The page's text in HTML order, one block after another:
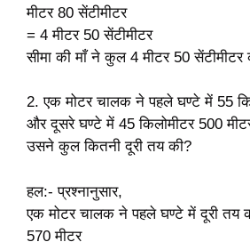
मीटर 80 सेंटीमीटर
= 4 मीटर 50 सेंटीमीटर
सीमा की माँ ने कुल 4 मीटर 50 सेंटीमीटर
2. एक मोटर चालक ने पहले घण्टे में 55
और दूसरे घण्टे में 45 किलोमीटर 500
उसने कुल कितनी दूरी तय की?
हल:- प्रश्नानुसार,
एक मोटर चालक ने पहले घण्टे में दूरी तय
570 मीटर